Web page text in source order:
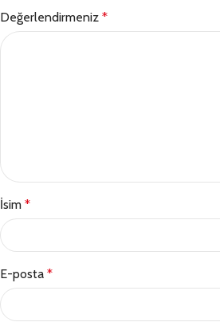
Değerlendirmeniz *
İsim *
E-posta *